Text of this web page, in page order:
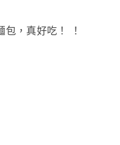
，真好吃！ ！